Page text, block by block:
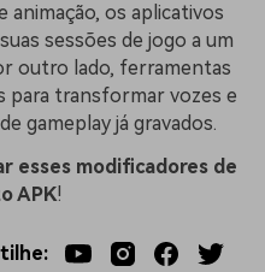
animação, os aplicativos
sessões de jogo a um
outro lado, ferramentas
para transformar vozes e
gameplay já gravados.
esses modificadores de
APK!